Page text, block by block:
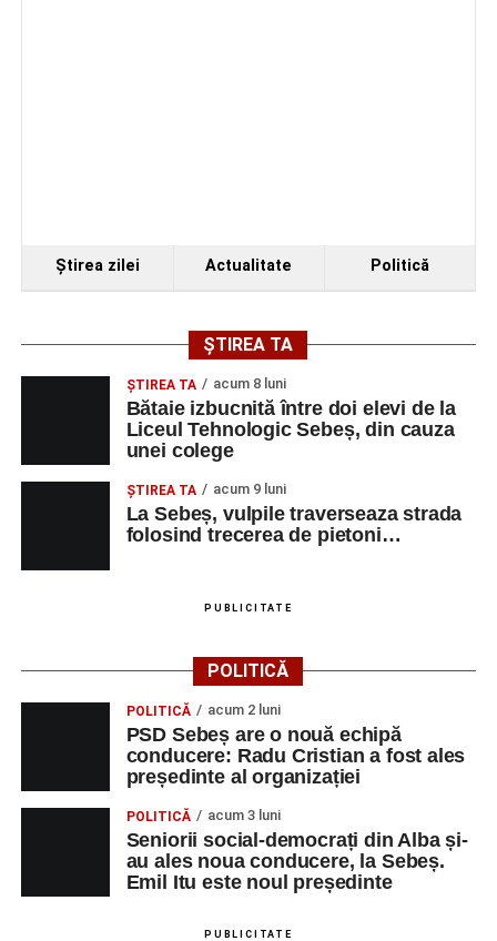
Ştirea zilei Actualitate Politică
ȘTIREA TA
ŞTIREA TA acum 8 luni
Bătaie izbucnită între doi elevi de la
Liceul Tehnologic Sebeș, din cauza
unei colege
ŞTIREA TA acum 9 luni
La Sebeș, vulpile traverseaza strada
folosind trecerea de pietoni…
PUBLICITATE
POLITICĂ
POLITICĂ acum 2 luni
PSD Sebeș are o nouă echipă
conducere: Radu Cristian a fost ales
președinte al organizației
POLITICĂ acum 3 luni
Seniorii social-democrați din Alba și-
au ales noua conducere, la Sebeș.
Emil Itu este noul președinte
PUBLICITATE